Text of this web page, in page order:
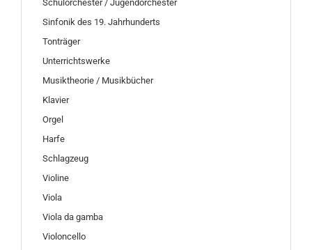
Schulorchester / Jugendorchester
Sinfonik des 19. Jahrhunderts
Tonträger
Unterrichtswerke
Musiktheorie / Musikbücher
Klavier
Orgel
Harfe
Schlagzeug
Violine
Viola
Viola da gamba
Violoncello